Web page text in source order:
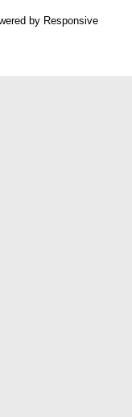
by Responsive